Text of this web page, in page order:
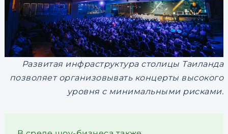
Развитая инфраструктура столицы Таиланда
позволяет организовывать концерты высокого
уровня с минимальными рисками.